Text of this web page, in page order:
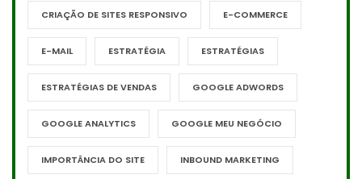
CRIAÇÃO DE SITES RESPONSIVO E-COMMERCE
E-MAIL ESTRATÉGIA ESTRATÉGIAS
ESTRATÉGIAS DE VENDAS GOOGLE ADWORDS
GOOGLE ANALYTICS GOOGLE MEU NEGÓCIO
IMPORTÂNCIA DO SITE INBOUND MARKETING